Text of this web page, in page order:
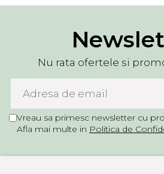
Nu rata ofertele si
Vreau sa primesc newsletter cu
Afla mai multe in Politica de